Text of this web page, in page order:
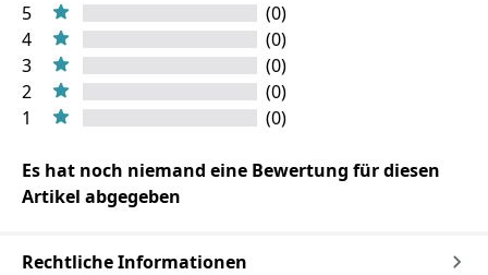
5
(0)
4
(0)
3
(0)
2
(0)
1
(0)
Es hat noch niemand eine Bewertung für diesen
Artikel abgegeben
Rechtliche Informationen